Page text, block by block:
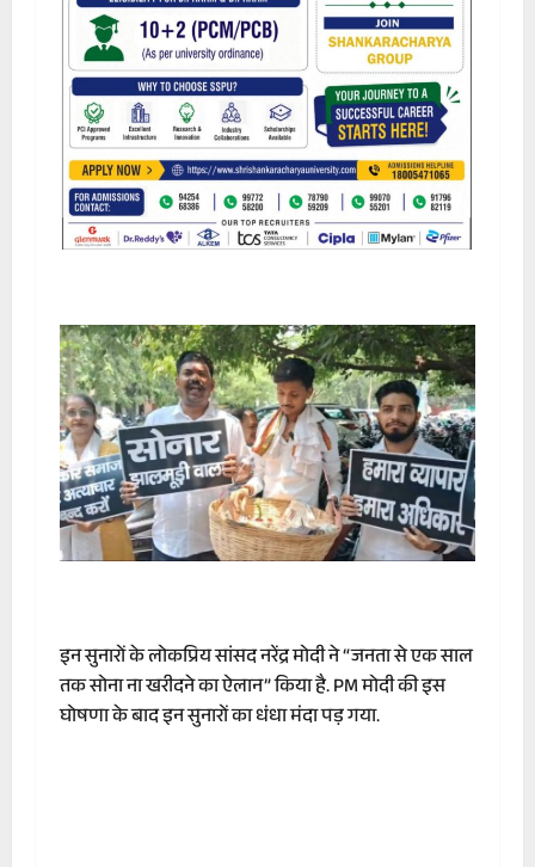
इन सुनारों के लोकप्रिय सांसद नरेंद्र मोदी ने “जनता से एक साल
तक सोना ना खरीदने का ऐलान” किया है. PM मोदी की इस
घोषणा के बाद इन सुनारों का धंधा मंदा पड़ गया.